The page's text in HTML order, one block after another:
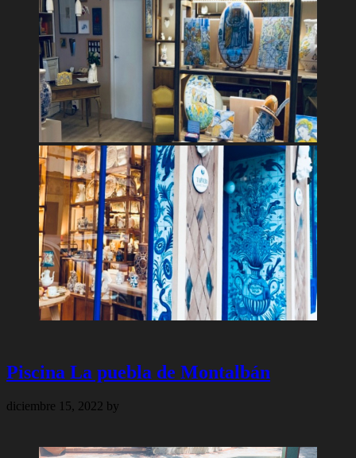
Piscina La puebla de Montalbán
diciembre 15, 2022 by